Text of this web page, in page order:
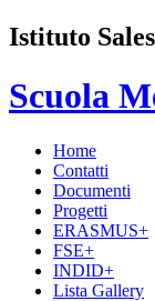
Istituto
Scuola
Home
Contatti
Documenti
Progetti
ERASMUS+
FSE+
INDID+
Lista Gallery